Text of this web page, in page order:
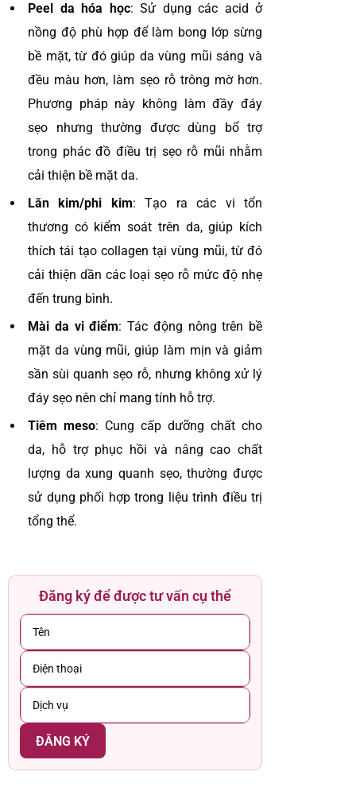
Peel da hóa học: Sử dụng các acid ở
nồng độ phù hợp để làm bong lớp sừng
bề mặt, từ đó giúp da vùng mũi sáng và
đều màu hơn, làm sẹo rỗ trông mờ hơn.
Phương pháp này không làm đầy đáy
sẹo nhưng thường được dùng bổ trợ
trong phác đồ điều trị sẹo rỗ mũi nhằm
cải thiện bề mặt da.
Lăn kim/phi kim: Tạo ra các vi tổn
thương có kiểm soát trên da, giúp kích
thích tái tạo collagen tại vùng mũi, từ đó
cải thiện dần các loại sẹo rỗ mức độ nhẹ
đến trung bình.
Mài da vi điểm: Tác động nông trên bề
mặt da vùng mũi, giúp làm mịn và giảm
sần sùi quanh sẹo rỗ, nhưng không xử lý
đáy sẹo nên chỉ mang tính hỗ trợ.
Tiêm meso: Cung cấp dưỡng chất cho
da, hỗ trợ phục hồi và nâng cao chất
lượng da xung quanh sẹo, thường được
sử dụng phối hợp trong liệu trình điều trị
tổng thể.
Đăng ký để được tư vấn cụ thể